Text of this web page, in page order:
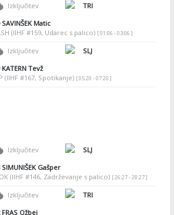
Izključitev
TRI
SAVINŠEK Matic
(IIHF #159, Udarec s palico) [ 01:06 - 03:06 ]
Izključitev
SLJ
KATERN Tevž
(IIHF #167, Spotikanje) [ 05:20 - 07:20 ]
Izključitev
SLJ
SIMUNIŠEK Gašper
(IIHF #146, Zadrževanje s palico) [ 26:27 - 28:27 ]
Izključitev
TRI
FRAS Ožbej